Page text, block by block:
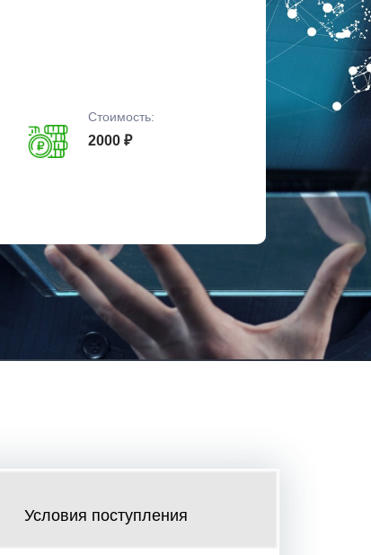
Стоимость:
2000 ₽
Условия поступления